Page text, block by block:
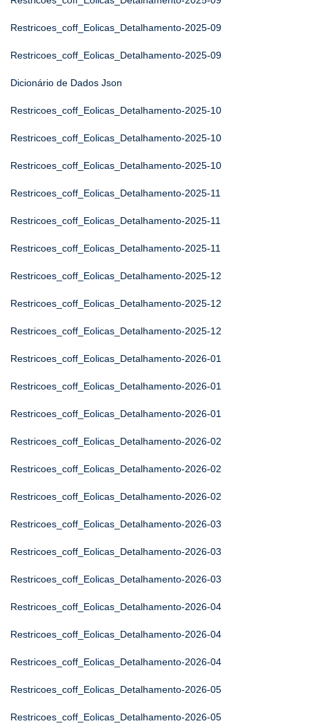
Restricoes_coff_Eolicas_Detalhamento-2025-09
Restricoes_coff_Eolicas_Detalhamento-2025-09
Dicionário de Dados Json
Restricoes_coff_Eolicas_Detalhamento-2025-10
Restricoes_coff_Eolicas_Detalhamento-2025-10
Restricoes_coff_Eolicas_Detalhamento-2025-10
Restricoes_coff_Eolicas_Detalhamento-2025-11
Restricoes_coff_Eolicas_Detalhamento-2025-11
Restricoes_coff_Eolicas_Detalhamento-2025-11
Restricoes_coff_Eolicas_Detalhamento-2025-12
Restricoes_coff_Eolicas_Detalhamento-2025-12
Restricoes_coff_Eolicas_Detalhamento-2025-12
Restricoes_coff_Eolicas_Detalhamento-2026-01
Restricoes_coff_Eolicas_Detalhamento-2026-01
Restricoes_coff_Eolicas_Detalhamento-2026-01
Restricoes_coff_Eolicas_Detalhamento-2026-02
Restricoes_coff_Eolicas_Detalhamento-2026-02
Restricoes_coff_Eolicas_Detalhamento-2026-02
Restricoes_coff_Eolicas_Detalhamento-2026-03
Restricoes_coff_Eolicas_Detalhamento-2026-03
Restricoes_coff_Eolicas_Detalhamento-2026-03
Restricoes_coff_Eolicas_Detalhamento-2026-04
Restricoes_coff_Eolicas_Detalhamento-2026-04
Restricoes_coff_Eolicas_Detalhamento-2026-04
Restricoes_coff_Eolicas_Detalhamento-2026-05
Restricoes_coff_Eolicas_Detalhamento-2026-05